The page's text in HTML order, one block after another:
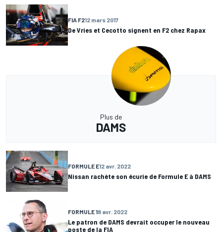
FIA F212 mars 2017
De Vries et Cecotto signent en F2 chez Rapax
Plus de
DAMS
FORMULE E12 avr. 2022
Nissan rachète son écurie de Formule E à DAMS
FORMULE 18 avr. 2022
Le patron de DAMS devrait occuper le nouveau
poste de la FIA